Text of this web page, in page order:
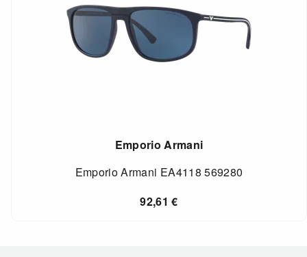
Emporio Armani
Emporio Armani EA4118 569280
92,61€